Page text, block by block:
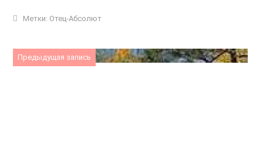
Метки: Отец-Абсолют
Предыдущая запись